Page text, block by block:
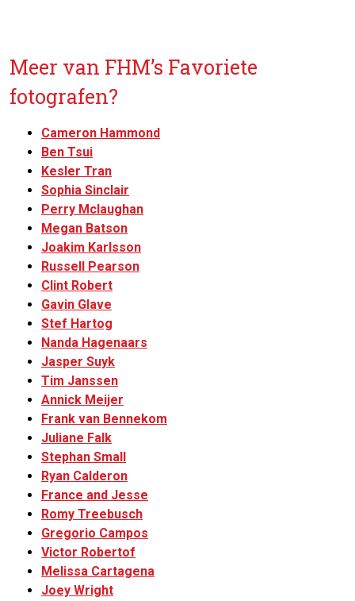
Meer van FHM’s Favoriete
fotografen?
Cameron Hammond
Ben Tsui
Kesler Tran
Sophia Sinclair
Perry Mclaughan
Megan Batson
Joakim Karlsson
Russell Pearson
Clint Robert
Gavin Glave
Stef Hartog
Nanda Hagenaars
Jasper Suyk
Tim Janssen
Annick Meijer
Frank van Bennekom
Juliane Falk
Stephan Small
Ryan Calderon
France and Jesse
Romy Treebusch
Gregorio Campos
Victor Robertof
Melissa Cartagena
Joey Wright